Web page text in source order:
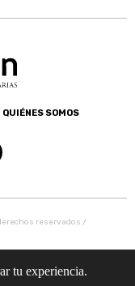
QUIÉNES SOMOS
reservados /
tu experiencia.